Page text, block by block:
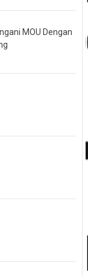
MOU Dengan